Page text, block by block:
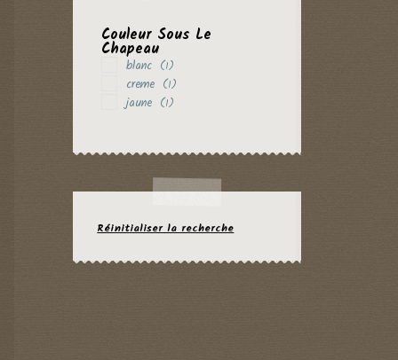
Couleur Sous Le
Chapeau
blanc (1)
creme (1)
jaune (1)
Réinitialiser la recherche